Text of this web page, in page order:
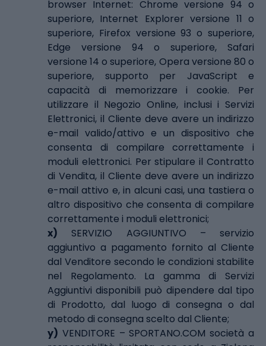
browser Internet: Chrome versione 94 o
superiore, Internet Explorer versione 11 o
superiore, Firefox versione 93 o superiore,
Edge versione 94 o superiore, Safari
versione 14 o superiore, Opera versione 80 o
superiore, supporto per JavaScript e
capacità di memorizzare i cookie. Per
utilizzare il Negozio Online, inclusi i Servizi
Elettronici, il Cliente deve avere un indirizzo
e-mail valido/attivo e un dispositivo che
consenta di compilare correttamente i
moduli elettronici. Per stipulare il Contratto
di Vendita, il Cliente deve avere un indirizzo
e-mail attivo e, in alcuni casi, una tastiera o
altro dispositivo che consenta di compilare
correttamente i moduli elettronici;
x) SERVIZIO AGGIUNTIVO – servizio
aggiuntivo a pagamento fornito al Cliente
dal Venditore secondo le condizioni stabilite
nel Regolamento. La gamma di Servizi
Aggiuntivi disponibili può dipendere dal tipo
di Prodotto, dal luogo di consegna o dal
metodo di consegna scelto dal Cliente;
y) VENDITORE – SPORTANO.COM società a